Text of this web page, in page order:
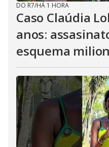
DO R7/HÁ 1 HORA
Caso Claúdia
anos:
esquema